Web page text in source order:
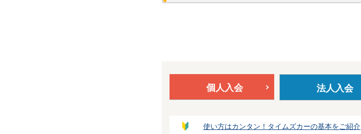
個人入会 法人入会
使い方はカンタン！タイムズカーの基本をご紹介